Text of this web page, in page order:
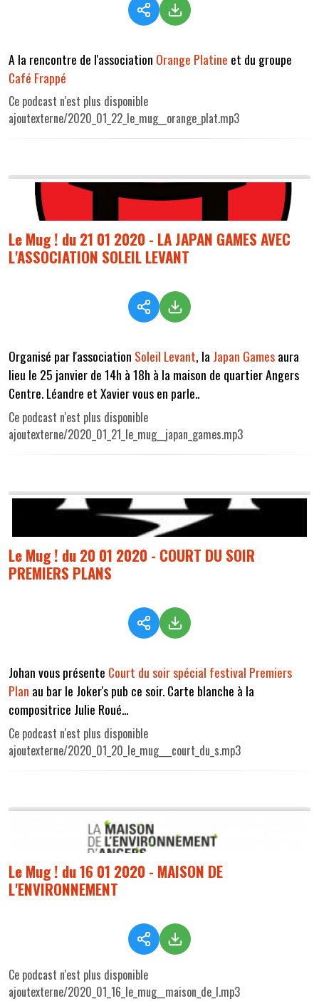
A la rencontre de l'association Orange Platine et du groupe
Café Frappé
Ce podcast n'est plus disponible
ajoutexterne/2020_01_22_le_mug__orange_plat.mp3
Le Mug ! du 21 01 2020 - LA JAPAN GAMES AVEC
L'ASSOCIATION SOLEIL LEVANT
Organisé par l'association Soleil Levant, la Japan Gamesaura
lieu le 25 janvier de 14h à 18h à la maison de quartier Angers
Centre. Léandre et Xavier vous en parle..
Ce podcast n'est plus disponible
ajoutexterne/2020_01_21_le_mug__japan_games.mp3
Le Mug ! du 20 01 2020 - COURT DU SOIR
PREMIERS PLANS
Johan vous présente Court du soir spécial festival Premiers
Plan au bar le Joker's pub ce soir. Carte blanche à la
compositrice Julie Roué...
Ce podcast n'est plus disponible
ajoutexterne/2020_01_20_le_mug___court_du_s.mp3
Le Mug ! du 16 01 2020 - MAISON DE
L'ENVIRONNEMENT
Ce podcast n'est plus disponible
ajoutexterne/2020_01_16_le_mug__maison_de_l.mp3